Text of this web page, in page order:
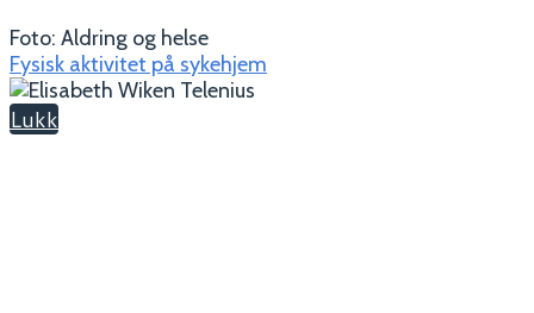
Foto: Aldring og helse
Fysisk aktivitet på sykehjem
Lukk